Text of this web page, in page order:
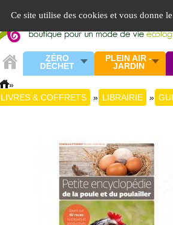
Ce site utilise des cookies et vous donne
ZÉRO
DÉCHET
PLEIN AIR -
JARDIN
»
LIVRES & COFFRETS
» LIBRAIRIE »